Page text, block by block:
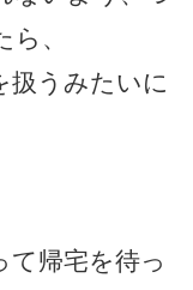
、
扱うみたいに
て帰宅を待っ